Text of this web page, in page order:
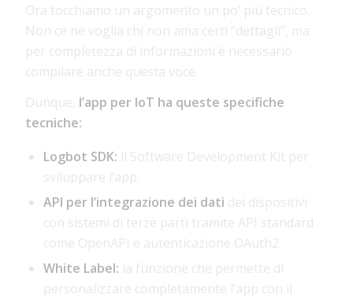
Ora tocchiamo un argomento un po’ più tecnico.
Non ce ne voglia chi non ama certi “dettagli”, ma
per completezza di informazioni è necessario
compilare anche questa voce.
Dunque, l’app per IoT ha queste specifiche
tecniche:
Logbot SDK: il Software Development Kit per
sviluppare l’app.
API per l’integrazione dei dati dei dispositivi
con sistemi di terze parti tramite API standard
come OpenAPI e autenticazione OAuth2.
White Label: la funzione che permette di
personalizzare completamente l’app con il